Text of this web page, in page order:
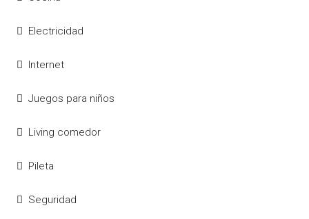
Electricidad
Internet
Juegos para niños
Living comedor
Pileta
Seguridad